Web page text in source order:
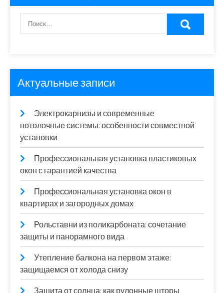
Актуальные записи
Электрокарнизы и современные
потолочные системы: особенности совместной
установки
Профессиональная установка пластиковых
окон с гарантией качества
Профессиональная установка окон в
квартирах и загородных домах
Рольставни из поликарбоната: сочетание
защиты и панорамного вида
Утепление балкона на первом этаже:
защищаемся от холода снизу
Защита от солнца: как рулонные шторы